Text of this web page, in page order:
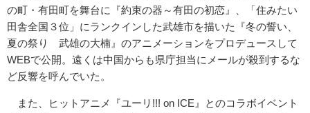
の町・有田町を舞台に『約束の器～有田の初恋』、「住みたい
田舎全国３位」にランクインした武雄市を描いた『冬の誓い、
夏の祭り 武雄の大楠』のアニメーションをプロデュースして
WEBで公開。遠くは中国からも県庁担当にメールが殺到するな
ど反響を呼んでいた。
また、ヒットアニメ『ユーリ!!! on ICE』とのコラボイベント